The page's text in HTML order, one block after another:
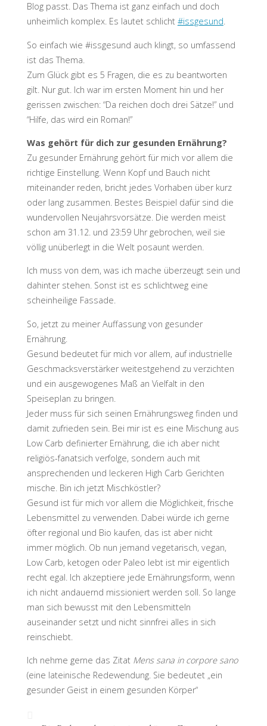
Blog passt. Das Thema ist ganz einfach und doch
unheimlich komplex. Es lautet schlicht #issgesund.
So einfach wie #issgesund auch klingt, so umfassend
ist das Thema.
Zum Glück gibt es 5 Fragen, die es zu beantworten
gilt. Nur gut. Ich war im ersten Moment hin und her
gerissen zwischen: “Da reichen doch drei Sätze!” und
“Hilfe, das wird ein Roman!”
Was gehört für dich zur gesunden Ernährung?
Zu gesunder Ernährung gehört für mich vor allem die
richtige Einstellung. Wenn Kopf und Bauch nicht
miteinander reden, bricht jedes Vorhaben über kurz
oder lang zusammen. Bestes Beispiel dafür sind die
wundervollen Neujahrsvorsätze. Die werden meist
schon am 31.12. und 23:59 Uhr gebrochen, weil sie
völlig unüberlegt in die Welt posaunt werden.
Ich muss von dem, was ich mache überzeugt sein und
dahinter stehen. Sonst ist es schlichtweg eine
scheinheilige Fassade.
So, jetzt zu meiner Auffassung von gesunder
Ernährung.
Gesund bedeutet für mich vor allem, auf industrielle
Geschmacksverstärker weitestgehend zu verzichten
und ein ausgewogenes Maß an Vielfalt in den
Speiseplan zu bringen.
Jeder muss für sich seinen Ernährungsweg finden und
damit zufrieden sein. Bei mir ist es eine Mischung aus
Low Carb definierter Ernährung, die ich aber nicht
religiös-fanatsich verfolge, sondern auch mit
ansprechenden und leckeren High Carb Gerichten
mische. Bin ich jetzt Mischköstler?
Gesund ist für mich vor allem die Möglichkeit, frische
Lebensmittel zu verwenden. Dabei würde ich gerne
öfter regional und Bio kaufen, das ist aber nicht
immer möglich. Ob nun jemand vegetarisch, vegan,
Low Carb, ketogen oder Paleo lebt ist mir eigentlich
recht egal. Ich akzeptiere jede Ernährungsform, wenn
ich nicht andauernd missioniert werden soll. So lange
man sich bewusst mit den Lebensmitteln
auseinander setzt und nicht sinnfrei alles in sich
reinschiebt.
Ich nehme gerne das Zitat Mens sana in corpore sano
(eine lateinische Redewendung. Sie bedeutet „ein
gesunder Geist in einem gesunden Körper“